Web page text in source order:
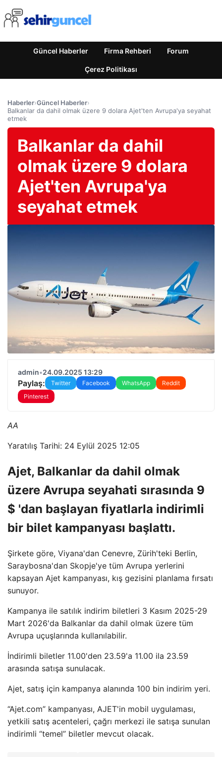
Güncel Haberler Firma Rehberi Forum
Çerez Politikası
Haberler›Güncel Haberler›
Balkanlar da dahil olmak üzere 9 dolara Ajet'ten Avrupa'ya seyahat
etmek
Balkanlar da dahil
olmak üzere 9 dolara
Ajet'ten Avrupa'ya
seyahat etmek
admin•24.09.2025 13:29
Paylaş: Twitter Facebook WhatsApp
Reddit
Pinterest
AA
Yaratılış Tarihi: 24 Eylül 2025 12:05
Ajet, Balkanlar da dahil olmak
üzere Avrupa seyahati sırasında 9
$ 'dan başlayan fiyatlarla indirimli
bir bilet kampanyası başlattı.
Şirkete göre, Viyana'dan Cenevre, Zürih'teki Berlin,
Saraybosna'dan Skopje'ye tüm Avrupa yerlerini
kapsayan Ajet kampanyası, kış gezisini planlama fırsatı
sunuyor.
Kampanya ile satılık indirim biletleri 3 Kasım 2025-29
Mart 2026'da Balkanlar da dahil olmak üzere tüm
Avrupa uçuşlarında kullanılabilir.
İndirimli biletler 11.00'den 23.59'a 11.00 ila 23.59
arasında satışa sunulacak.
Ajet, satış için kampanya alanında 100 bin indirim yeri.
“Ajet.com” kampanyası, AJET'in mobil uygulaması,
yetkili satış acenteleri, çağrı merkezi ile satışa sunulan
indirimli “temel” biletler mevcut olacak.